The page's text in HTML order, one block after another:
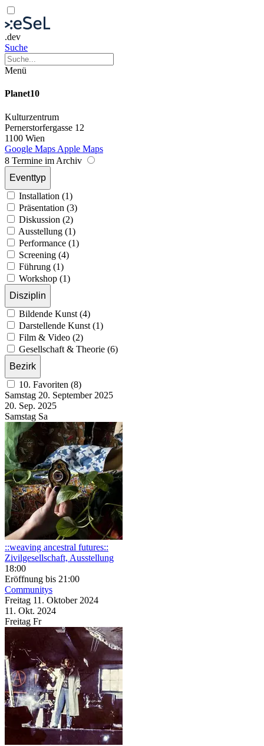
.dev
Suche
Menü
Planet10
Kulturzentrum
Pernerstorfergasse 12
1100 Wien
Google Maps Apple Maps
8 Termine im Archiv
Eventtyp
Installation (1)
Präsentation (3)
Diskussion (2)
Ausstellung (1)
Performance (1)
Screening (4)
Führung (1)
Workshop (1)
Disziplin
Bildende Kunst (4)
Darstellende Kunst (1)
Film & Video (2)
Gesellschaft & Theorie (6)
Bezirk
10. Favoriten (8)
Samstag 20. September 2025
20. Sep. 2025
Samstag Sa
::weaving ancestral futures::
Zivilgesellschaft, Ausstellung
18:00
Eröffnung bis 21:00
Communitys
Freitag 11. Oktober 2024
11. Okt. 2024
Freitag Fr